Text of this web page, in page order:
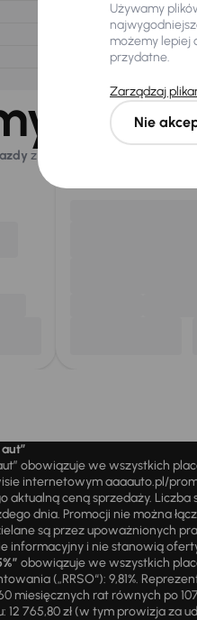
dla
z naszej oferty. Kupimy dla
obowiązuje we wszystkich
internetowym aaaauto.pl/
aktualną ceną sprzedaży.
dnia. Promocji nie można
są przez upoważnionych
informacyjny i nie stanowią
obowiązuje we wszystkich
(„RRSO“): 9,81%.
miesięcznych rat równych po
12 765,80 zł (w tym prowizja za
Używamy
możemy lepiej
przydatne.
Zarządzaj
Nie